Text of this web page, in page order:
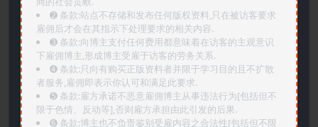
➋️ 条款:站点不存储和发布任何版权资料,只在被访客要求
雇佣后才会在其指示下处理要求的相关内容.
➌️ 条款:向博主支付任何费用都意味着在访客的主观意识
下雇佣博主,形成博主受雇于访客的劳务关系.
➍️ 条款:只向有购买正版资料者并限于学习目的且不扩散
者服务,雇佣即表示你认可和满足此要求.
➎ 条款:雇方承诺不恶意雇佣博主从事违法行为[包括但不
限于色情、反动等],否则雇方承担由此引发的后果.
➏️ 条款:博主也不负责鉴别受雇内容之合法性[包括但不限